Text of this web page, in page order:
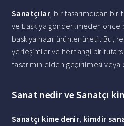
Sanatçılar, bir tasarımcıdan bir
ve baskıya gönderilmeden önce
baskıya hazır ürünler üretir. Bu,
yerleşimler ve herhangi bir
tasarımın elden geçirilmesi veya
Sanat nedir ve Sanatçı
Sanatçı kime denir, kimdir